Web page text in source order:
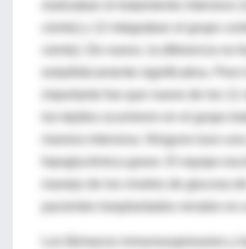
ciento) y 12 integraban el grupo
estadísticamente significativa. Pero
importante fue que nueve de los 11
los tejidos ocurrieron en el grupo
manera intensiva. Ninguno tuvo una
hipoglucémica grave. El equipo
Los fármacos inmunosupresores y